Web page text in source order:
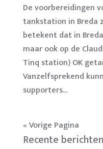
De voorbereidingen
tankstation in Breda
betekent dat in
maar ook op de
Tinq station) OK
Vanzelfsprekend
supporters...
« Vorige Pagina
Recente berichten